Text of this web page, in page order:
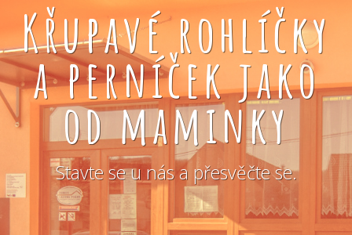
Křupavé rohlíčky
a perníček jako
od maminky
Stavte se u nás a přesvěčte se.